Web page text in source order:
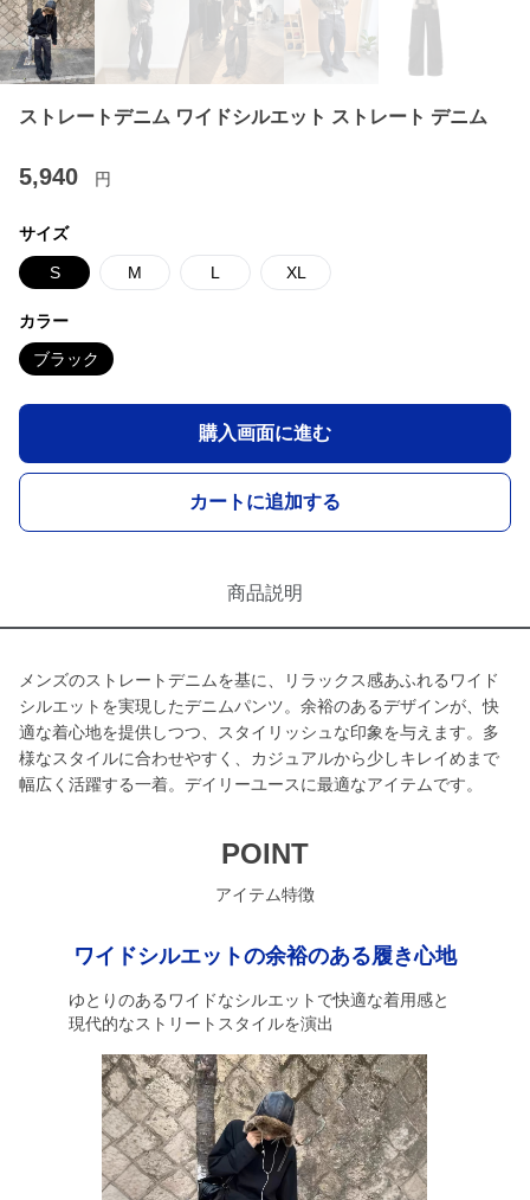
ストレートデニム ワイドシルエット ストレート デニム
5,940 円
サイズ
S M L XL
カラー
ブラック
購入画面に進む
カートに追加する
商品説明
メンズのストレートデニムを基に、リラックス感あふれるワイド
シルエットを実現したデニムパンツ。余裕のあるデザインが、快
適な着心地を提供しつつ、スタイリッシュな印象を与えます。多
様なスタイルに合わせやすく、カジュアルから少しキレイめまで
幅広く活躍する一着。デイリーユースに最適なアイテムです。
POINT
アイテム特徴
ワイドシルエットの余裕のある履き心地
ゆとりのあるワイドなシルエットで快適な着用感と
現代的なストリートスタイルを演出